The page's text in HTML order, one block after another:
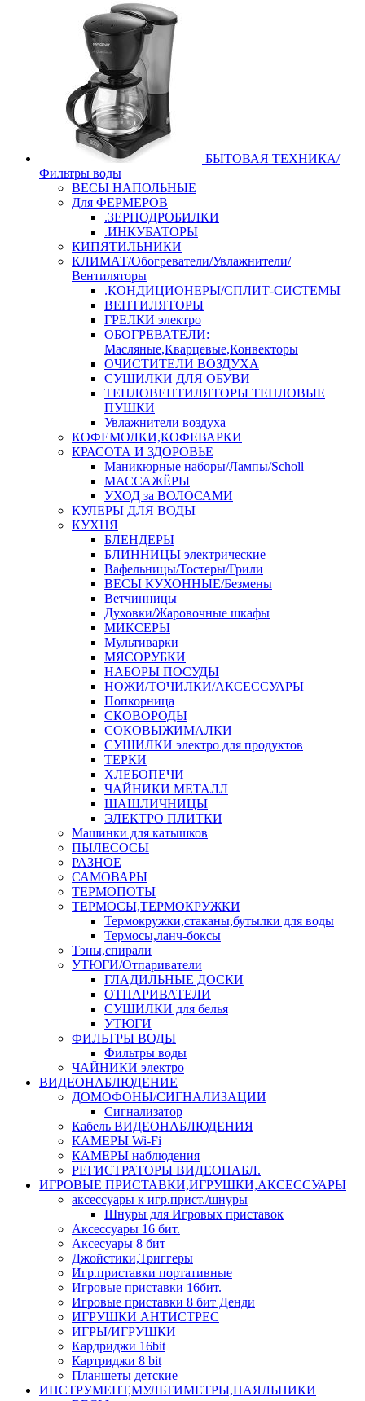
БЫТОВАЯ ТЕХНИКА/
Фильтры воды
ВЕСЫ НАПОЛЬНЫЕ
Для ФЕРМЕРОВ
.ЗЕРНОДРОБИЛКИ
.ИНКУБАТОРЫ
КИПЯТИЛЬНИКИ
КЛИМАТ/Обогреватели/Увлажнители/
Вентиляторы
.КОНДИЦИОНЕРЫ/СПЛИТ-СИСТЕМЫ
ВЕНТИЛЯТОРЫ
ГРЕЛКИ электро
ОБОГРЕВАТЕЛИ:
Масляные,Кварцевые,Конвекторы
ОЧИСТИТЕЛИ ВОЗДУХА
СУШИЛКИ ДЛЯ ОБУВИ
ТЕПЛОВЕНТИЛЯТОРЫ ТЕПЛОВЫЕ
ПУШКИ
Увлажнители воздуха
КОФЕМОЛКИ,КОФЕВАРКИ
КРАСОТА И ЗДОРОВЬЕ
Маникюрные наборы/Лампы/Scholl
МАССАЖЁРЫ
УХОД за ВОЛОСАМИ
КУЛЕРЫ ДЛЯ ВОДЫ
КУХНЯ
БЛЕНДЕРЫ
БЛИННИЦЫ электрические
Вафельницы/Тостеры/Грили
ВЕСЫ КУХОННЫЕ/Безмены
Ветчинницы
Духовки/Жаровочные шкафы
МИКСЕРЫ
Мультиварки
МЯСОРУБКИ
НАБОРЫ ПОСУДЫ
НОЖИ/ТОЧИЛКИ/АКСЕССУАРЫ
Попкорница
СКОВОРОДЫ
СОКОВЫЖИМАЛКИ
СУШИЛКИ электро для продуктов
ТЕРКИ
ХЛЕБОПЕЧИ
ЧАЙНИКИ МЕТАЛЛ
ШАШЛИЧНИЦЫ
ЭЛЕКТРО ПЛИТКИ
Машинки для катышков
ПЫЛЕСОСЫ
РАЗНОЕ
САМОВАРЫ
ТЕРМОПОТЫ
ТЕРМОСЫ,ТЕРМОКРУЖКИ
Термокружки,стаканы,бутылки для воды
Термосы,ланч-боксы
Тэны,спирали
УТЮГИ/Отпариватели
ГЛАДИЛЬНЫЕ ДОСКИ
ОТПАРИВАТЕЛИ
СУШИЛКИ для белья
УТЮГИ
ФИЛЬТРЫ ВОДЫ
Фильтры воды
ЧАЙНИКИ электро
ВИДЕОНАБЛЮДЕНИЕ
ДОМОФОНЫ/СИГНАЛИЗАЦИИ
Сигнализатор
Кабель ВИДЕОНАБЛЮДЕНИЯ
КАМЕРЫ Wi-Fi
КАМЕРЫ наблюдения
РЕГИСТРАТОРЫ ВИДЕОНАБЛ.
ИГРОВЫЕ ПРИСТАВКИ,ИГРУШКИ,АКСЕССУАРЫ
аксесcуары к игр.прист./шнуры
Шнуры для Игровых приставок
Аксессуары 16 бит.
Аксесуары 8 бит
Джойстики,Триггеры
Игр.приставки портативные
Игровые приставки 16бит.
Игровые приставки 8 бит Денди
ИГРУШКИ АНТИСТРЕС
ИГРЫ/ИГРУШКИ
Кардриджи 16bit
Картриджи 8 bit
Планшеты детские
ИНСТРУМЕНТ,МУЛЬТИМЕТРЫ,ПАЯЛЬНИКИ